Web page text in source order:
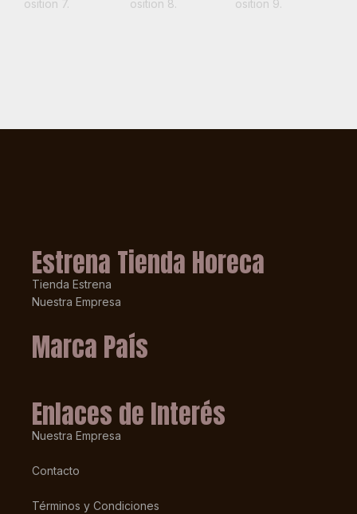
Estrena Tienda Horeca
Tienda Estrena
Nuestra Empresa
Marca País
Enlaces de Interés
Nuestra Empresa
Contacto
Términos y Condiciones